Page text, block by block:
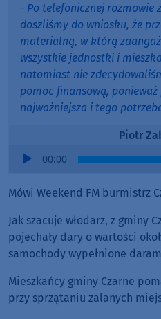
- Po telefonicznej rozmowie
doszliśmy do wniosku, że
materialną, w którą
wszystkie jednostki i
natomiast nie
pomoc finansową,
najważniejsza i tego
Piotr
Audio
00:00
Mówi Weekend FM burmistrz
Jak szacuje włodarz, z gminy
pojechały dary o wartości
samochody wypełnione
Mieszkańcy gminy Czarne
przy sprzątaniu zalanych